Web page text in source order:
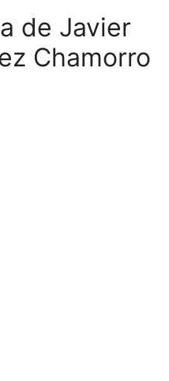
de Javier
Chamorro